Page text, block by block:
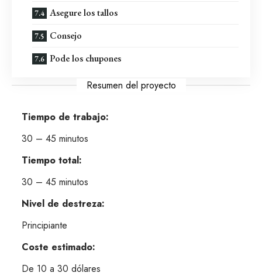
Asegure los tallos
Consejo
Pode los chupones
Resumen del proyecto
Tiempo de trabajo:
30 – 45 minutos
Tiempo total:
30 – 45 minutos
Nivel de destreza:
Principiante
Coste estimado:
De 10 a 30 dólares